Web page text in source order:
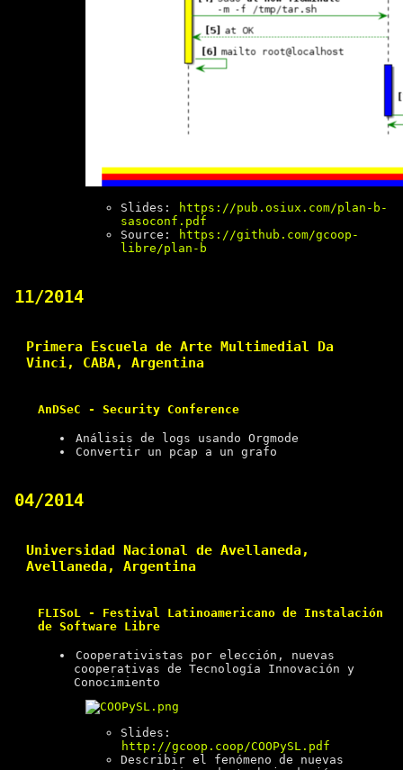
Slides:
https://pub.osiux.com/plan-b-
sasoconf.pdf
Source:
https://github.com/gcoop-
libre/plan-b
11/2014
Primera Escuela de Arte Multimedial Da
Vinci, CABA, Argentina
AnDSeC - Security Conference
Análisis de logs usando Orgmode
Convertir un pcap a un grafo
04/2014
Universidad Nacional de Avellaneda,
Avellaneda, Argentina
FLISoL - Festival Latinoamericano de Instalación
de Software Libre
Cooperativistas por elección, nuevas
cooperativas de Tecnología Innovación y
Conocimiento
Slides:
http://gcoop.coop/COOPySL.pdf
Describir el fenómeno de nuevas